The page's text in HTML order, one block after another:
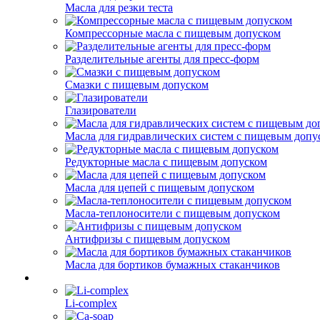
Масла для резки теста
Компрессорные масла с пищевым допуском
Разделительные агенты для пресс-форм
Смазки с пищевым допуском
Глазирователи
Масла для гидравлических систем с пищевым
Редукторные масла с пищевым допуском
Масла для цепей с пищевым допуском
Масла-теплоносители с пищевым допуском
Антифризы с пищевым допуском
Масла для бортиков бумажных стаканчиков
Li-complex